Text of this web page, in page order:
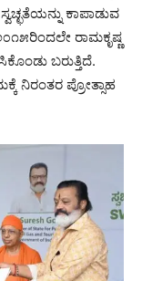
ಕಾಪಾಡುವ
ರಾಮಕೃಷ್ಣ
ಬರುತ್ತಿದೆ.
ನಿರಂತರ ಪ್ರೋತ್ಸಾಹ